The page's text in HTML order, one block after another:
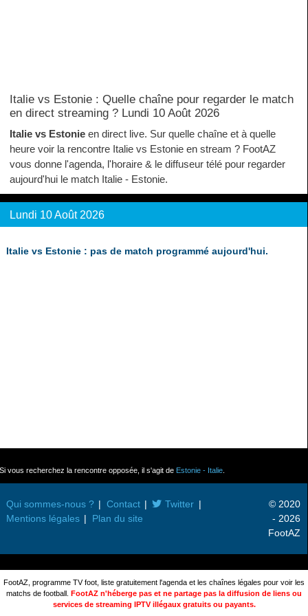
Italie vs Estonie : Quelle chaîne pour regarder le match
en direct streaming ? Lundi 10 Août 2026
Italie vs Estonie en direct live. Sur quelle chaîne et à quelle
heure voir la rencontre Italie vs Estonie en stream ? FootAZ
vous donne l'agenda, l'horaire & le diffuseur télé pour regarder
aujourd'hui le match Italie - Estonie.
Lundi 10 Août 2026
Italie vs Estonie : pas de match programmé aujourd'hui.
Si vous recherchez la rencontre opposée, il s'agit de Estonie - Italie
Qui sommes-nous ? Contact
Twitter
Mentions légales
Plan du site
© 2020
- 2026
FootAZ
FootAZ, programme TV foot, liste gratuitement l'agenda et les chaînes légales pour voir les
matchs de football. FootAZ n'héberge pas et ne partage pas la diffusion de liens ou
services de streaming IPTV illégaux gratuits ou payants.